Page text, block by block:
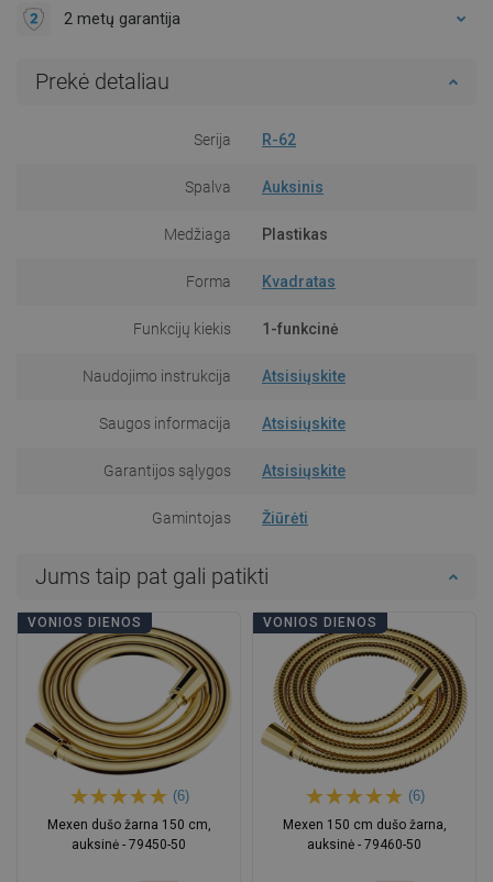
2 metų garantija
Prekė detaliau
Serija R-62
Spalva Auksinis
Medžiaga Plastikas
Forma Kvadratas
Funkcijų kiekis 1-funkcinė
Naudojimo instrukcija Atsisiųskite
Saugos informacija Atsisiųskite
Garantijos sąlygos Atsisiųskite
Gamintojas Žiūrėti
Jums taip pat gali patikti
VONIOS DIENOS
(6)
Mexen dušo žarna 150 cm,
auksinė - 79450-50
VONIOS DIENOS
(6)
Mexen 150 cm dušo žarna,
auksinė - 79460-50